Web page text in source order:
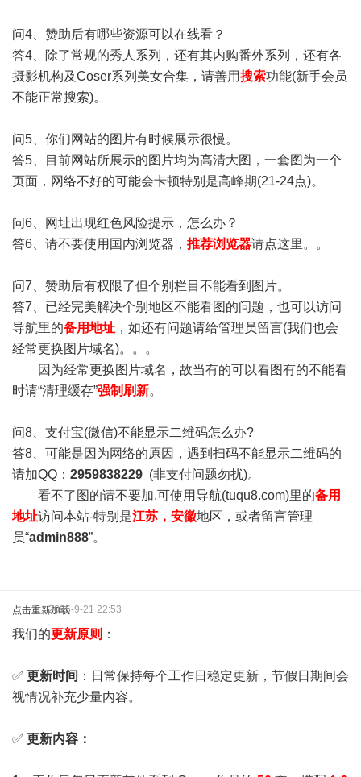
问4、赞助后有哪些资源可以在线看？
答4、除了常规的秀人系列，还有其内购番外系列，还有各
摄影机构及Coser系列美女合集，请善用搜索功能(新手会员
不能正常搜索)。
问5、你们网站的图片有时候展示很慢。
答5、目前网站所展示的图片均为高清大图，一套图为一个
页面，网络不好的可能会卡顿特别是高峰期(21-24点)。
问6、网址出现红色风险提示，怎么办？
答6、请不要使用国内浏览器， 推荐浏览器请点这里。。
问7、赞助后有权限了但个别栏目不能看到图片。
答7、已经完美解决个别地区不能看图的问题，也可以访问
导航里的备用地址 ，如还有问题请给管理员留言(我们也会
经常更换图片域名)。。。
因为经常更换图片域名，故当有的可以看图有的不能看
时请“清理缓存”强制刷新。
问8、支付宝(微信)不能显示二维码怎么办?
答8、可能是因为网络的原因，遇到扫码不能显示二维码的
请加QQ： 2959838229 (非支付问题勿扰)。
看不了图的请不要加,可使用导航(tuqu8.com)里的备用
地址访问本站-特别是江苏，安徽地区，或者留言管理
员“admin888”。
点击重新加载2025-9-21 22:53
我们的更新原则 ：
✅ 更新时间 ：日常保持每个工作日稳定更新，节假日期间会
视情况补充少量内容。
✅ 更新内容：